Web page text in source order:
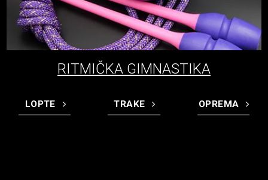
RITMIČKA GIMNASTIKA
LOPTE TRAKE OPREMA